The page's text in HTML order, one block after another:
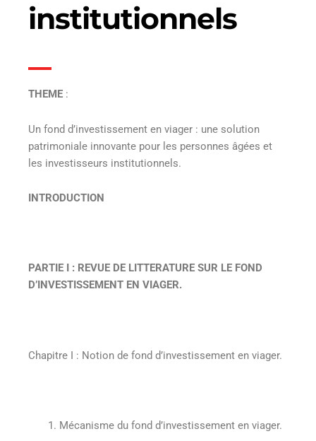
institutionnels
THEME :
Un fond d’investissement en viager : une solution
patrimoniale innovante pour les personnes âgées et
les investisseurs institutionnels.
INTRODUCTION
PARTIE I : REVUE DE LITTERATURE SUR LE FOND
D’INVESTISSEMENT EN VIAGER.
Chapitre I : Notion de fond d’investissement en viager.
Mécanisme du fond d’investissement en viager.